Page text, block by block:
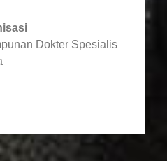
Dokter Spesialis